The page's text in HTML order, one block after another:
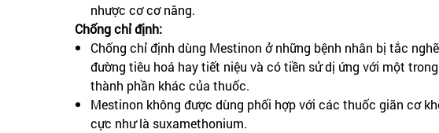
nhược cơ cơ năng.
Chống chỉ định:
Chống chỉ định dùng Mestinon ở những bệnh nhân bị tắc
đường tiêu hoá hay tiết niệu và có tiền sử dị ứng với một
thành phần khác của thuốc.
Mestinon không được dùng phối hợp với các thuốc giãn cơ
cực như là suxamethonium.